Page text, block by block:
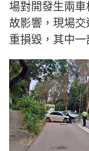
場對開發生兩
故影響，現場
重損毀，其中一